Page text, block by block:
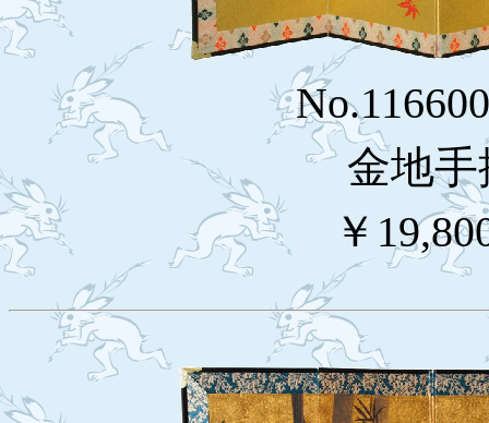
金地
￥